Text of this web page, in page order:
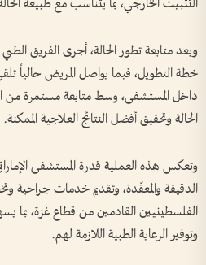
وبعد متابعة تطور الحالة، أجرى الفريق
خطة التطويل، فيما يواصل المريض حالياً تلقي
داخل المستشفى، وسط متابعة مستمرة من
الحالة وتحقيق أفضل النتائج العلاجية الممكنة.
وتعكس هذه العملية قدرة المستشفى
الدقيقة والمعقّدة، وتقديم خدمات جراحية
الفلسطينيين القادمين من قطاع غزة، بما
وتوفير الرعاية الطبية اللازمة لهم.